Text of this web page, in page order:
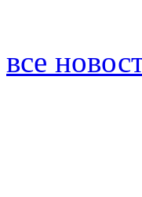
все